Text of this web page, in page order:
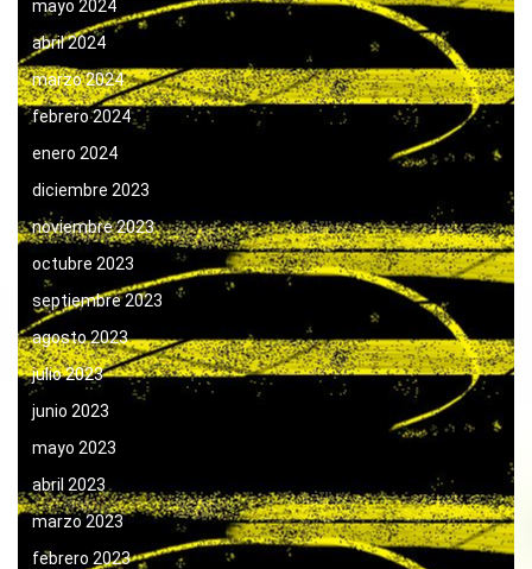
mayo 2024
abril 2024
marzo 2024
febrero 2024
enero 2024
diciembre 2023
noviembre 2023
octubre 2023
septiembre 2023
agosto 2023
julio 2023
junio 2023
mayo 2023
abril 2023
marzo 2023
febrero 2023